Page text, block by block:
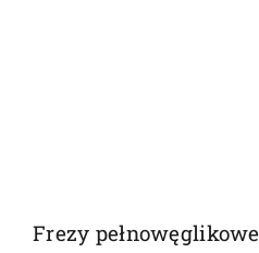
Frezy pełnowęglikowe